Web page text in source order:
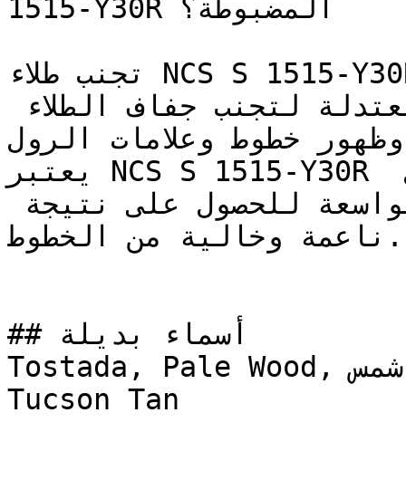
1515-Y30R المضبوطة؟
تجنب طلاء NCS S 1515-Y30R تحت أشعة الشمس المباشرة؛
خطوط وعلامات الرول.
يعتبر NCS S 1515-Y30R مثالياً للتطبيق باستخدام رول
ناعمة وخالية من الخطوط.
## أسماء بديلة
Tostada, Pale Wood, شمس, SHAMS, August Moon,
Tucson Tan